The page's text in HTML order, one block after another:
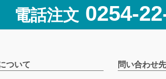
電話注文 0254-
ついて 問い合わせ先